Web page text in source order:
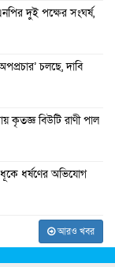
দুই পক্ষের সংঘর্ষ,
চলছে, দাবি
কৃতজ্ঞ বিউটি রাণী পাল
ধর্ষণের অভিযোগ
আরও খবর